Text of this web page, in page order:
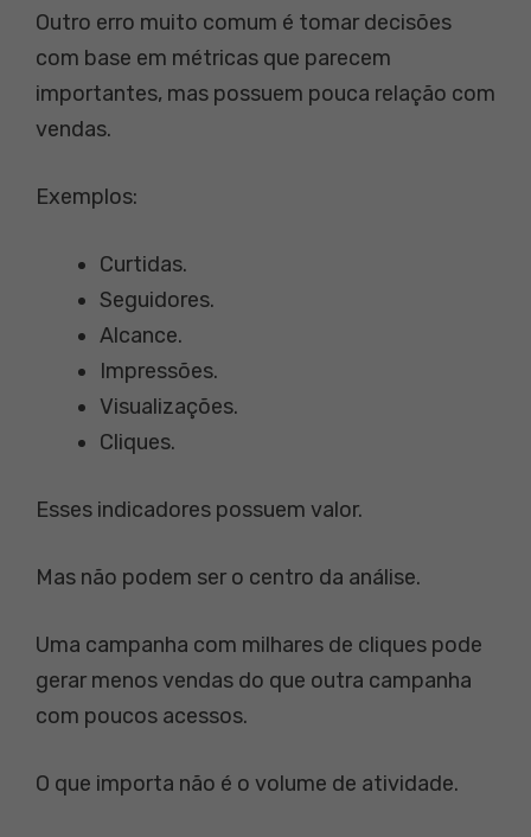
Outro erro muito comum é tomar decisões
com base em métricas que parecem
importantes, mas possuem pouca relação com
vendas.
Exemplos:
Curtidas.
Seguidores.
Alcance.
Impressões.
Visualizações.
Cliques.
Esses indicadores possuem valor.
Mas não podem ser o centro da análise.
Uma campanha com milhares de cliques pode
gerar menos vendas do que outra campanha
com poucos acessos.
O que importa não é o volume de atividade.